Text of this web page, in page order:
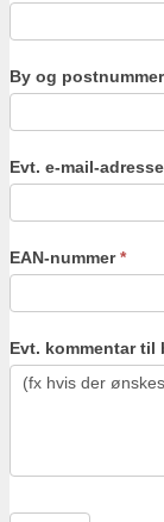
By og postnummer
Evt. e-mail-adresse
EAN-nummer*
Evt. kommentar til